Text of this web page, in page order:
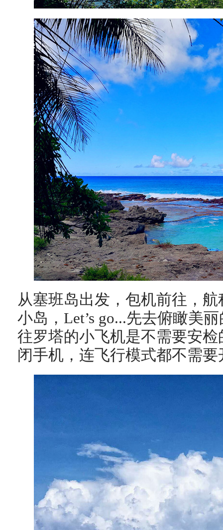
从塞班岛出发，包机前往，
小岛，Let’s go...先去俯瞰美
往罗塔的小飞机是不需要安
闭手机，连飞行模式都不需要